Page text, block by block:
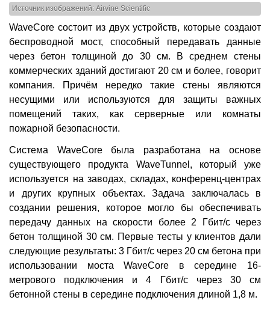
Источник изображений: Airvine Scientific
WaveCore состоит из двух устройств, которые создают
беспроводной мост, способный передавать данные
через бетон толщиной до 30 см. В среднем стены
коммерческих зданий достигают 20 см и более, говорит
компания. Причём нередко такие стены являются
несущими или используются для защиты важных
помещений таких, как серверные или комнаты
пожарной безопасности.
Система WaveCore была разработана на основе
существующего продукта WaveTunnel, который уже
используется на заводах, складах, конференц-центрах
и других крупных объектах. Задача заключалась в
создании решения, которое могло бы обеспечивать
передачу данных на скорости более 2 Гбит/с через
бетон толщиной 30 см. Первые тесты у клиентов дали
следующие результаты: 3 Гбит/с через 20 см бетона при
использовании моста WaveCore в середине 16-
метрового подключения и 4 Гбит/с через 30 см
бетонной стены в середине подключения длиной 1,8 м.